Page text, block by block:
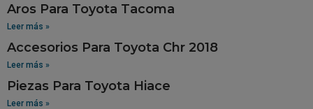
Aros Para Toyota Tacoma
Leer más »
Accesorios Para Toyota Chr 2018
Leer más »
Piezas Para Toyota Hiace
Leer más »